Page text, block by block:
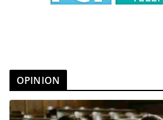
OPINION